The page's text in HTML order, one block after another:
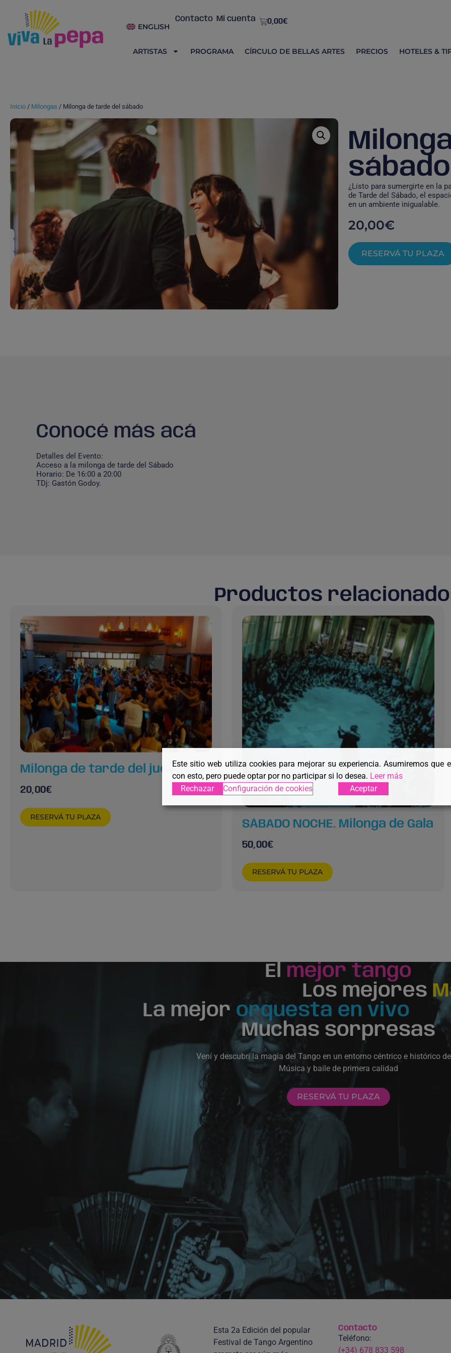
ENGLISH
Contacto Mi cuenta 0,00€
ARTISTAS PROGRAMA CÍRCULO DE BELLAS ARTES PRECIOS HOTELES &
Inicio / Milongas / Milonga de tarde del sábado
sábado
¿Listo para sumergirte en la
de Tarde del Sábado, el
en un ambiente inigualable.
20,00€
RESERVÁ TU PLAZA
Conocé más acá
Detalles del Evento:
Acceso a la milonga de tarde del Sábado
Horario: De 16:00 a 20:00
TDj: Gastón Godoy.
Productos
Milonga de tarde del jueves
20,00€
RESERVÁ TU PLAZA
SÁBADO NOCHE. Milonga de Gala
50,00€
RESERVÁ TU PLAZA
El mejor tango
Los mejores
La mejor orquesta en vivo
Muchas sorpresas
Vení y descubrí la magia del Tango en un entorno céntrico e histórico
Música y baile de primera calidad
RESERVÁ TU PLAZA
Esta 2a Edición del popular
Festival de Tango Argentino
Contacto
Teléfono:
(+34) 678 833 598
Este sitio web utiliza cookies para mejorar su experiencia. Asumiremos que
con esto, pero puede optar por no participar si lo desea. Leer más
Rechazar
Configuración de cookies Aceptar